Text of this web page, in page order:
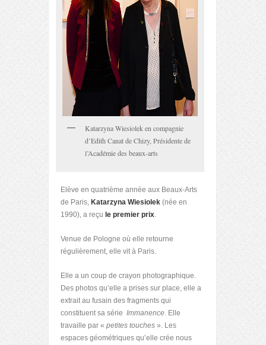
Katarzyna Wiesiolek en compagnie
d’Edith Canat de Chizy, Présidente de
l’Académie des beaux-arts
Elève en quatrième année aux Beaux-Arts
de Paris, Katarzyna Wiesiolek (née en
1990), a reçu le premier prix
Venue de Pologne où elle retourne
régulièrement, elle vit à Paris.
Elle a un coup de crayon photographique.
Des photos qu’elle a prises sur place, elle a
extrait au fusain des fragments qui
constituent sa série Immanence . Elle
travaille par « petites touches ». Les
espaces géométriques qu’elle crée nous